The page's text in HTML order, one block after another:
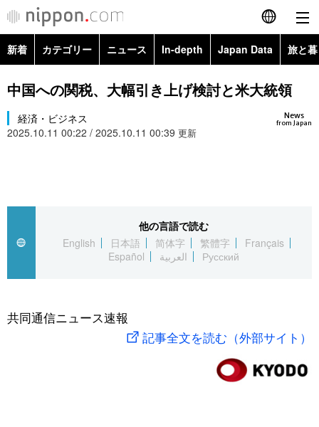
English
简体字
カテゴリー
新着 カテゴリー ニュース In-depth Japan Data 旅と
政治・外交
経済・ビジネス
Topics
Images
中国への関税、大幅引き上げ検討と米大統領
News
from Japan
経済・ビジネス
2025.10.11 00:22 / 2025.10.11 00:39 更新
他の言語で読む
English
日本語 简体字 繁體字
Français
Español
العربية Русский
共同通信ニュース速報
記事全文を読む（外部サイト）